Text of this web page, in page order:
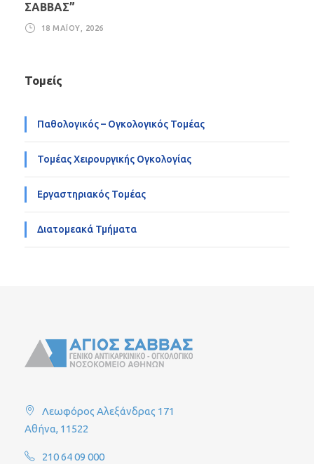
ΣΑΒΒΑΣ”
18 ΜΑΪ́ΟΥ, 2026
Τομείς
Παθολογικός – Ογκολογικός Τομέας
Τομέας Χειρουργικής Ογκολογίας
Εργαστηριακός Τομέας
Διατομεακά Τμήματα
Λεωφόρος Αλεξάνδρας 171
Αθήνα, 11522
210 64 09 000